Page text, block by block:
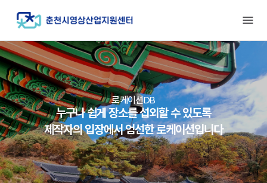
로케이션DB
누구나 쉽게 장소를 섭외할 수 있도록
제작자의 입장에서 엄선한 로케이션입니다